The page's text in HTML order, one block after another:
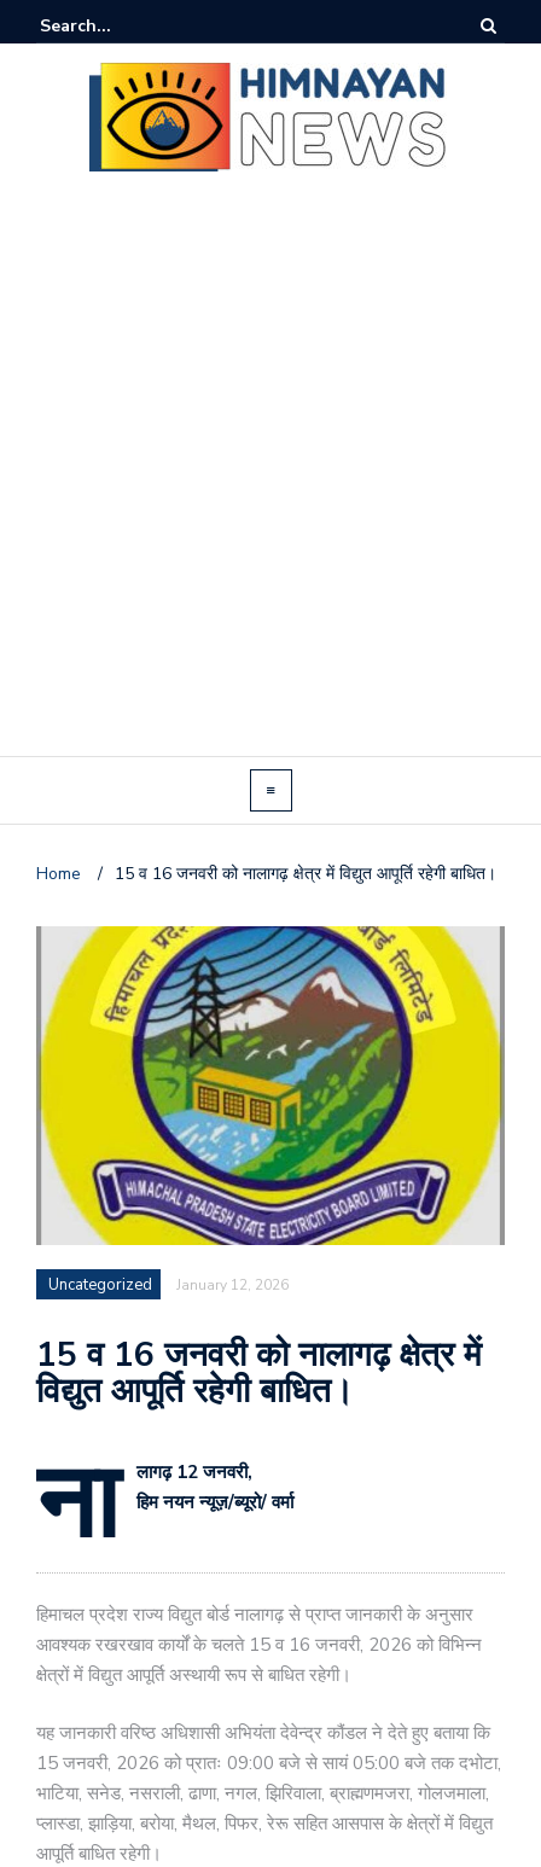
Home / 15 व 16 जनवरी को नालागढ़ क्षेत्र में विद्युत आपूर्ति रहेगी बाधित।
Uncategorized January 12, 2026
15 व 16 जनवरी को नालागढ़ क्षेत्र में
विद्युत आपूर्ति रहेगी बाधित।
ना
लागढ़ 12 जनवरी,
हिम नयन न्यूज़/ब्यूरो/ वर्मा
हिमाचल प्रदेश राज्य विद्युत बोर्ड नालागढ़ से प्राप्त जानकारी के अनुसार
आवश्यक रखरखाव कार्यों के चलते 15 व 16 जनवरी, 2026 को विभिन्न
क्षेत्रों में विद्युत आपूर्ति अस्थायी रूप से बाधित रहेगी।
यह जानकारी वरिष्ठ अधिशासी अभियंता देवेन्द्र कौंडल ने देते हुए बताया कि
15 जनवरी, 2026 को प्रातः 09:00 बजे से सायं 05:00 बजे तक दभोटा,
भाटिया, सनेड, नसराली, ढाणा, नगल, झिरिवाला, ब्राह्मणमजरा, गोलजमाला,
प्लास्डा, झाड़िया, बरोया, मैथल, पिफर, रेरू सहित आसपास के क्षेत्रों में विद्युत
आपूर्ति बाधित रहेगी।